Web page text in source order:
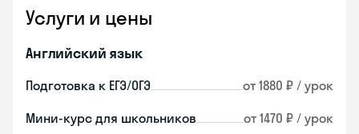
Услуги и цены
Английский язык
Подготовка к ЕГЭ/ОГЭ от 1880 ₽ / урок
Мини-курс для школьников от 1470 ₽ / урок